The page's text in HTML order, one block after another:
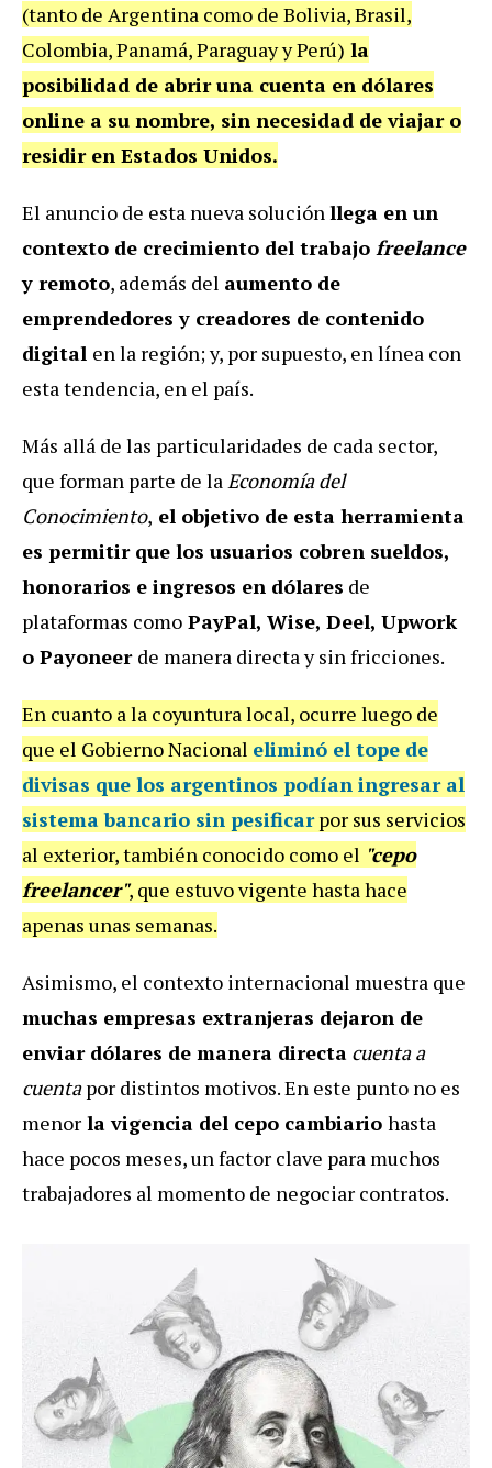
(tanto de Argentina como de Bolivia, Brasil,
Colombia, Panamá, Paraguay y Perú) la
posibilidad de abrir una cuenta en dólares
online a su nombre, sin necesidad de viajar o
residir en Estados Unidos.
El anuncio de esta nueva soluciónllega en un
contexto de crecimiento del trabajo freelance
y remoto, además del aumento de
emprendedores y creadores de contenido
digital en la región; y, por supuesto, en línea con
esta tendencia, en el país.
Más allá de las particularidades de cada sector,
que forman parte de laEconomía del
Conocimiento, el objetivo de esta herramienta
es permitir que los usuarios cobren sueldos,
honorarios e ingresos en dólares de
plataformas como PayPal, Wise, Deel, Upwork
o Payoneer de manera directa y sin fricciones.
En cuanto a la coyuntura local, ocurre luego de
que el Gobierno Nacional eliminó el tope de
divisas que los argentinos podían ingresar al
sistema bancario sin pesificarpor sus servicios
al exterior, también conocido como el "cepo
freelancer", que estuvo vigente hasta hace
apenas unas semanas.
Asimismo, el contexto internacional muestra que
muchas empresas extranjeras dejaron de
enviar dólares de manera directa cuenta a
cuentapor distintos motivos. En este punto no es
menor la vigencia del cepo cambiario hasta
hace pocos meses, un factor clave para muchos
trabajadores al momento de negociar contratos.